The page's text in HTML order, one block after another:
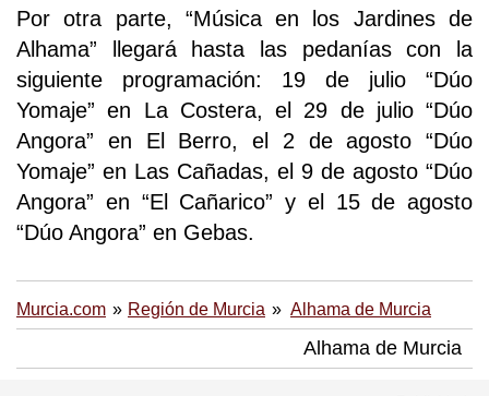
Por otra parte, “Música en los Jardines de
Alhama” llegará hasta las pedanías con la
siguiente programación: 19 de julio “Dúo
Yomaje” en La Costera, el 29 de julio “Dúo
Angora” en El Berro, el 2 de agosto “Dúo
Yomaje” en Las Cañadas, el 9 de agosto “Dúo
Angora” en “El Cañarico” y el 15 de agosto
“Dúo Angora” en Gebas.
Murcia.com Región de Murcia Alhama de Murcia
Alhama de Murcia